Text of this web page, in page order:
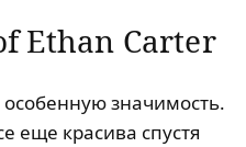
Ethan Carter
значимость.
еще красива спустя